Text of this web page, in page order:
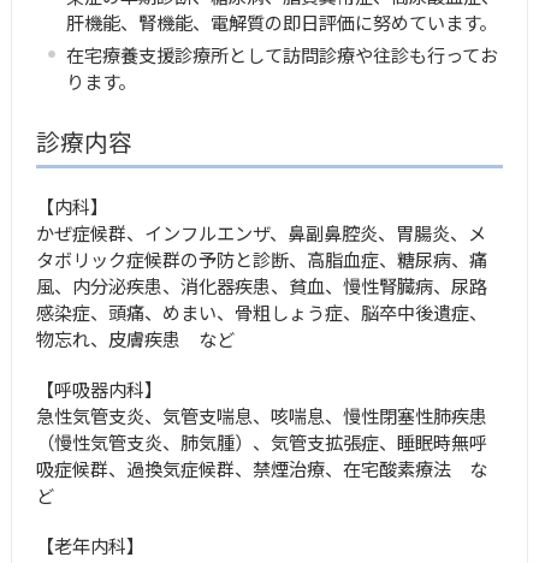
肝機能、腎機能、電解質の即日評価に努めています。
在宅療養支援診療所として訪問診療や往診も行ってお
ります。
診療内容
【内科】
かぜ症候群、インフルエンザ、鼻副鼻腔炎、胃腸炎、メ
タボリック症候群の予防と診断、高脂血症、糖尿病、痛
風、内分泌疾患、消化器疾患、貧血、慢性腎臓病、尿路
感染症、頭痛、めまい、骨粗しょう症、脳卒中後遺症、
物忘れ、皮膚疾患 など
【呼吸器内科】
急性気管支炎、気管支喘息、咳喘息、慢性閉塞性肺疾患
（慢性気管支炎、肺気腫）、気管支拡張症、睡眠時無呼
吸症候群、過換気症候群、禁煙治療、在宅酸素療法 な
ど
【老年内科】